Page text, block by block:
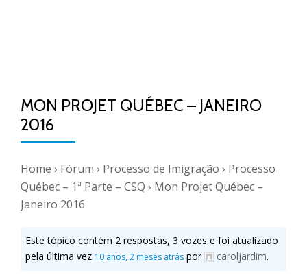
MON PROJET QUÉBEC – JANEIRO
2016
Home › Fórum › Processo de Imigração › Processo
Québec – 1ª Parte – CSQ › Mon Projet Québec –
Janeiro 2016
Este tópico contém 2 respostas, 3 vozes e foi atualizado
pela última vez 10 anos, 2 meses atrás por caroljardim.